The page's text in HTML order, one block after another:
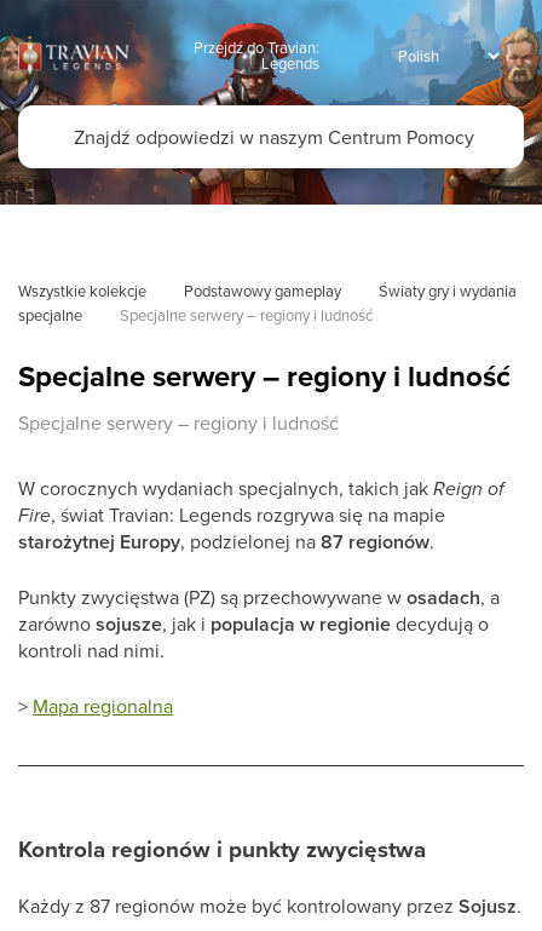
Przejdź do Travian:
Legends
Wszystkie kolekcje Podstawowy gameplay
Światy gry i wydania
specjalne
Specjalne serwery – regiony i ludność
Specjalne serwery – regiony i ludność
Specjalne serwery – regiony i ludność
W corocznych wydaniach specjalnych, takich jakReign of
Fire, świat Travian: Legends rozgrywa się na mapie
starożytnej Europy, podzielonej na87 regionów.
Punkty zwycięstwa (PZ) są przechowywane wosadach, a
zarównosojusze, jak i populacja w regioniedecydują o
kontroli nad nimi.
> Mapa regionalna
Kontrola regionów i punkty zwycięstwa
Każdy z 87 regionów może być kontrolowany przez Sojusz.